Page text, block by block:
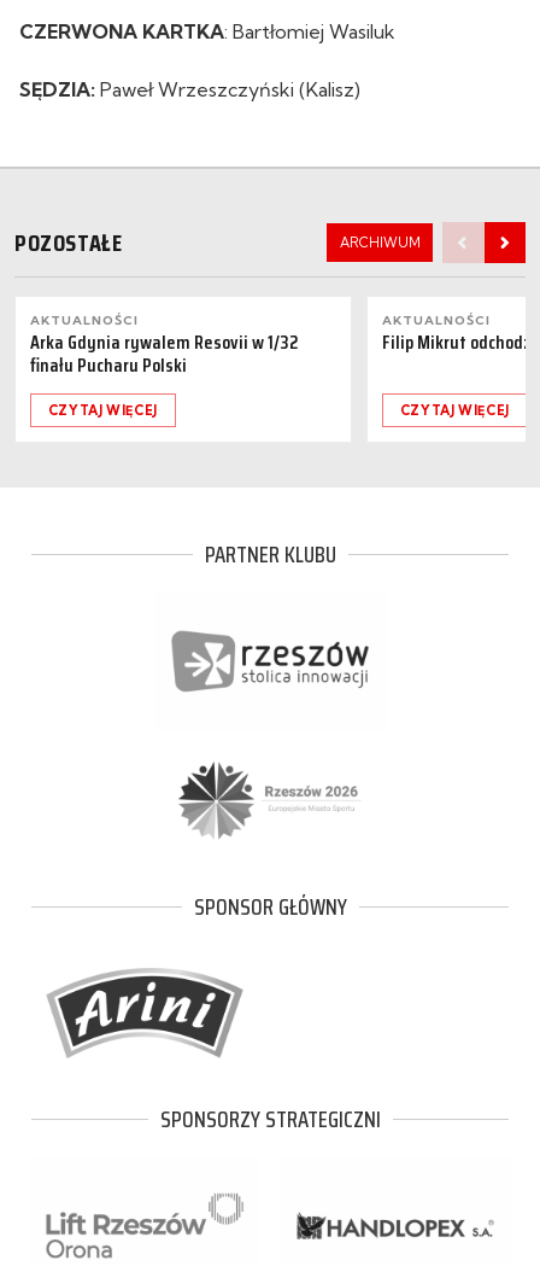
CZERWONA KARTKA: Bartłomiej Wasiluk
SĘDZIA: Paweł Wrzeszczyński (Kalisz)
POZOSTAŁE ARCHIWUM
AKTUALNOŚCI
Arka Gdynia rywalem Resovii w 1/32
finału Pucharu Polski
CZYTAJ WIĘCEJ
AKTUALNOŚCI
Filip Mikrut
CZYTAJ WIĘCEJ
PARTNER KLUBU
SPONSOR GŁÓWNY
SPONSORZY STRATEGICZNI